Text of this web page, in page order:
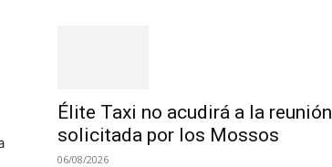
Élite Taxi no acudirá a la reunión
solicitada por los Mossos
06/08/2026